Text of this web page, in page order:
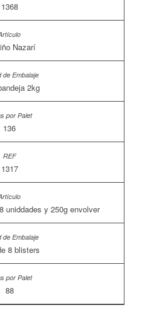
1368
Nazarí
2kg
136
1317
uniddades y 250g envolver
8 blisters
88